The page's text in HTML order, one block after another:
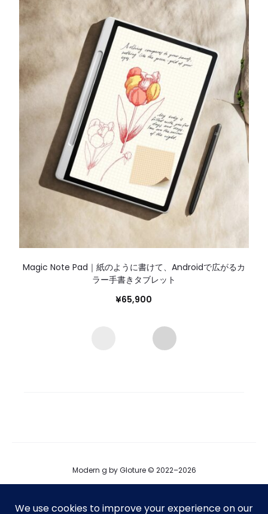
Magic Note Pad｜紙のように書けて、Androidで広がるカ
ラー手書きタブレット
¥65,900
Modern g by Gloture © 2022–2026